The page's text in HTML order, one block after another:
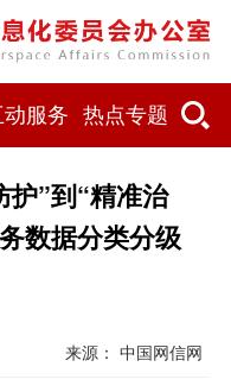
动服务 热点专题
护”到“精准治
数据分类分级
来源：中国网信网